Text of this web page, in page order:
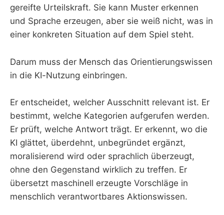
gereifte Urteilskraft. Sie kann Muster erkennen
und Sprache erzeugen, aber sie weiß nicht, was in
einer konkreten Situation auf dem Spiel steht.
Darum muss der Mensch das Orientierungswissen
in die KI-Nutzung einbringen.
Er entscheidet, welcher Ausschnitt relevant ist. Er
bestimmt, welche Kategorien aufgerufen werden.
Er prüft, welche Antwort trägt. Er erkennt, wo die
KI glättet, überdehnt, unbegründet ergänzt,
moralisierend wird oder sprachlich überzeugt,
ohne den Gegenstand wirklich zu treffen. Er
übersetzt maschinell erzeugte Vorschläge in
menschlich verantwortbares Aktionswissen.